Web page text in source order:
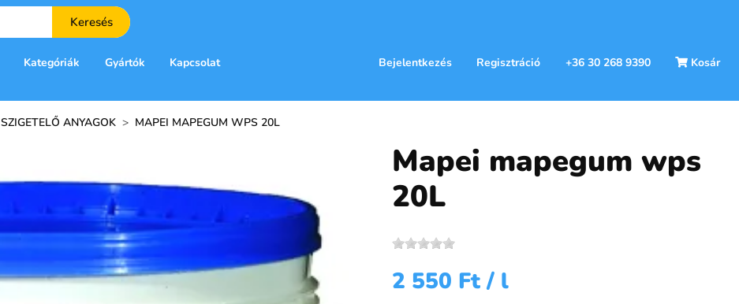
Keresés
Kategóriák Gyártók Kapcsolat Bejelentkezés Regisztráció +36 30 268 9390 Kosár
SZIGETELŐ ANYAGOK > MAPEI MAPEGUM WPS 20L
Mapei mapegum wps
20L
2 550 Ft / l